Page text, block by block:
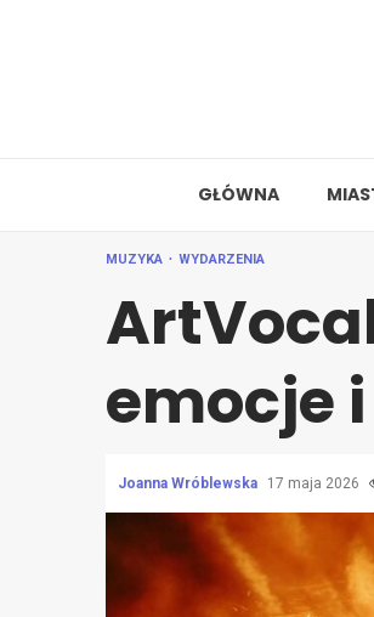
GŁÓWNA
MUZYKA WYDARZENIA
emocje
Joanna Wróblewska 17 maja 2026